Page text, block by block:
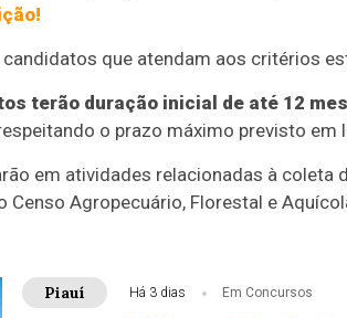
candidatos que atendam aos critérios
terão duração inicial de até 12
o prazo máximo previsto em
em atividades relacionadas à coleta
Agropecuário, Florestal e
Piauí Há 3 dias Em Concursos